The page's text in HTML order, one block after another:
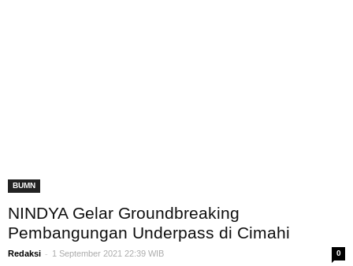
BUMN
NINDYA Gelar Groundbreaking
Pembangungan Underpass di Cimahi
Redaksi - 1 September 2021 22:39 WIB 0